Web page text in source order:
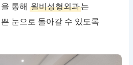
을 통해윌비성형외과는
눈으로 돌아갈 수 있도록